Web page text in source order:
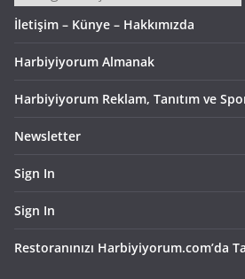
İletişim – Künye – Hakkımızda
Harbiyiyorum Almanak
Harbiyiyorum Reklam, Tanıtım ve
Newsletter
Sign In
Sign In
Restoranınızı Harbiyiyorum.com’da